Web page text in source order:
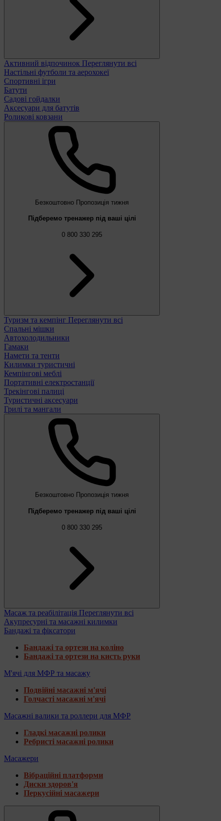
Активний відпочинок Переглянути всі
Настільні футболи та аерохокеї
Спортивні ігри
Батути
Садові гойдалки
Аксесуари для батутів
Роликові ковзани
Безкоштовно Пропозиція тижня
Підберемо тренажер під ваші цілі
0 800 330 295
Туризм та кемпінг Переглянути всі
Спальні мішки
Автохолодильники
Гамаки
Намети та тенти
Килимки туристичні
Кемпінгові меблі
Портативні електростанції
Трекінгові палиці
Туристичні аксесуари
Грилі та мангали
Безкоштовно Пропозиція тижня
Підберемо тренажер під ваші цілі
0 800 330 295
Масаж та реабілітація Переглянути всі
Акупресурні та масажні килимки
Бандажі та фіксатори
Бандажі та ортези на коліно
Бандажі та ортези на кисть руки
М'ячі для МФР та масажу
Подвійні масажні м'ячі
Голчасті масажні м'ячі
Масажні валики та роллери для МФР
Гладкі масажні ролики
Ребристі масажні ролики
Масажери
Вібраційні платформи
Диски здоров'я
Перкусійні масажери